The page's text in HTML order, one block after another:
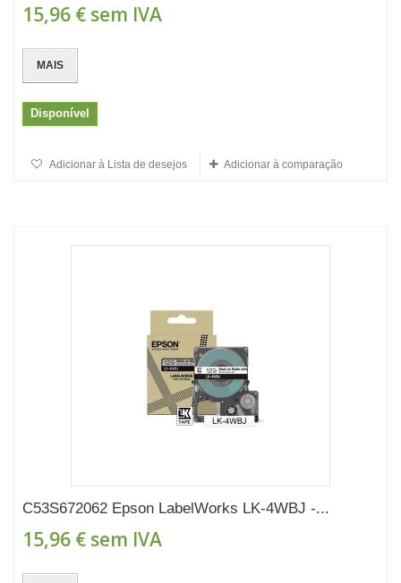
15,96 € sem IVA
MAIS
Disponível
Adicionar à Lista de desejos Adicionar à comparação
C53S672062 Epson LabelWorks LK-4WBJ -...
15,96 € sem IVA